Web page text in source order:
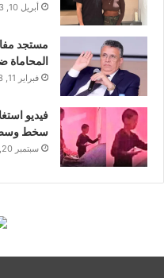
أبريل 10, 2023
مستجد
المحاماة
فبراير 11, 2023
فيديو
سخط وسط
سبتمبر 20, 2020